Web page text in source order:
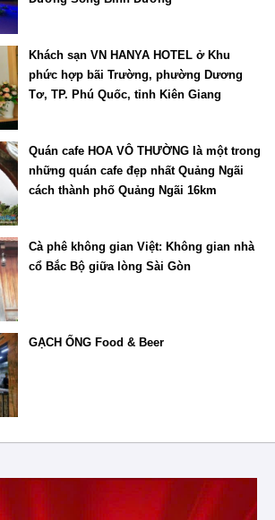
Khách sạn VN HANYA HOTEL ở Khu
phức hợp bãi Trường, phường Dương
Tơ, TP. Phú Quốc, tỉnh Kiên Giang
Quán cafe HOA VÔ THƯỜNG là một trong
những quán cafe đẹp nhất Quảng Ngãi
cách thành phố Quảng Ngãi 16km
Cà phê không gian Việt: Không gian nhà
cổ Bắc Bộ giữa lòng Sài Gòn
GẠCH ỐNG Food & Beer